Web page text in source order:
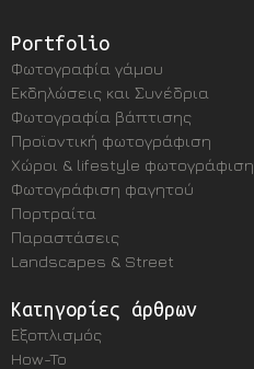
Portfolio
Φωτογραφία γάμου
Εκδηλώσεις και Συνέδρια
Φωτογραφία βάπτισης
Προϊοντική φωτογράφιση
Χώροι & lifestyle φωτογράφιση
Φωτογράφιση φαγητού
Πορτραίτα
Παραστάσεις
Landscapes & Street
Κατηγορίες άρθρων
Εξοπλισμός
How-To